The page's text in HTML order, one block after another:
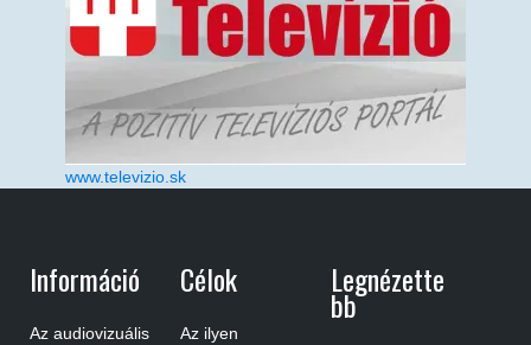
www.televizio.sk
Információ
Az audiovizuális
Célok
Az ilyen
Legnézette
Bb